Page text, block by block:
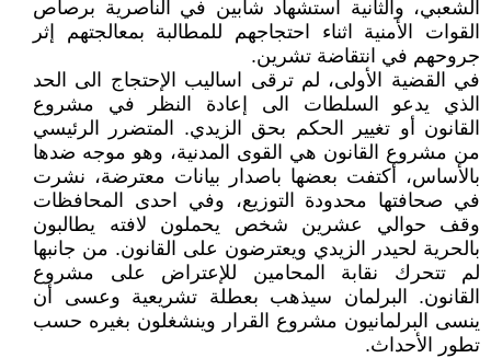
الشعبي، والثانية استشهاد شابين في الناصرية برصاص
القوات الأمنية اثناء احتجاجهم للمطالبة بمعالجتهم إثر
جروحهم في انتقاضة تشرين.
في القضية الأولى، لم ترقى اساليب الإحتجاج الى الحد
الذي يدعو السلطات الى إعادة النظر في مشروع
القانون أو تغيير الحكم بحق الزيدي. المتضرر الرئيسي
من مشروع القانون هي القوى المدنية، وهو موجه ضدها
بالأساس، أكتفت بعضها باصدار بيانات معترضة، نشرت
في صحافتها محدودة التوزيع، وفي احدى المحافظات
وقف حوالي عشرين شخص يحملون لافته يطالبون
بالحرية لحيدر الزيدي ويعترضون على القانون. من جانبها
لم تتحرك نقابة المحامين للإعتراض على مشروع
القانون. البرلمان سيذهب بعطلة تشريعية وعسى أن
ينسى البرلمانيون مشروع القرار وينشغلون بغيره حسب
تطور الأحداث.